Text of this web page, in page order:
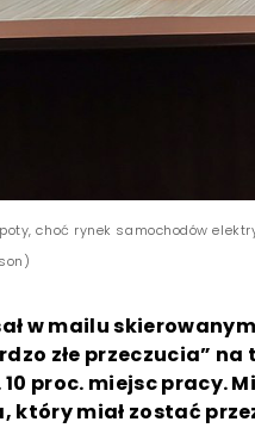
choć rynek samochodów
w mailu
złe przeczucia”
proc. miejsc pracy.
który miał zostać